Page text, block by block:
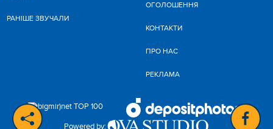
РАНІШЕ ЗВУЧАЛИ
ОГОЛОШЕННЯ
КОНТАКТИ
ПРО НАС
РЕКЛАМА
Powered by: